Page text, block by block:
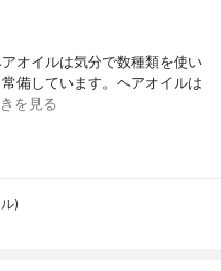
オイルは気分で数種類を使い
備しています。ヘアオイルは
を見る
)